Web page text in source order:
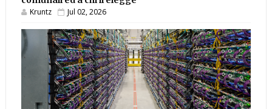
Kruntz Jul 02, 2026